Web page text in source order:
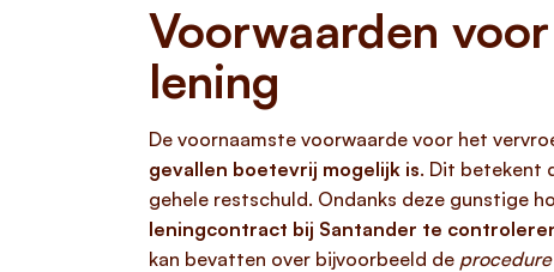
Voorwaarden
lening
De voornaamste voorwaarde voor het
gevallen boetevrij mogelijk is. Dit betekent
gehele restschuld. Ondanks deze gunstige
leningcontract bij Santander te
kan bevatten over bijvoorbeeld de